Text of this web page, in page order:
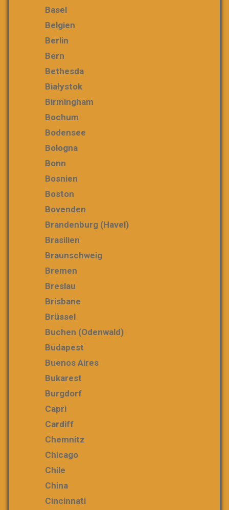
Basel
Belgien
Berlin
Bern
Bethesda
Białystok
Birmingham
Bochum
Bodensee
Bologna
Bonn
Bosnien
Boston
Bovenden
Brandenburg (Havel)
Brasilien
Braunschweig
Bremen
Breslau
Brisbane
Brüssel
Buchen (Odenwald)
Budapest
Buenos Aires
Bukarest
Burgdorf
Capri
Cardiff
Chemnitz
Chicago
Chile
China
Cincinnati